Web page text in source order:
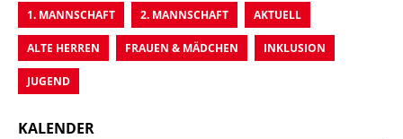
1. MANNSCHAFT 2. MANNSCHAFT AKTUELL
ALTE HERREN FRAUEN & MÄDCHEN INKLUSION
JUGEND
KALENDER